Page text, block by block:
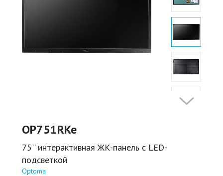
OP751RKe
75'' интерактивная ЖК-панель с LED-
подсветкой
Optoma